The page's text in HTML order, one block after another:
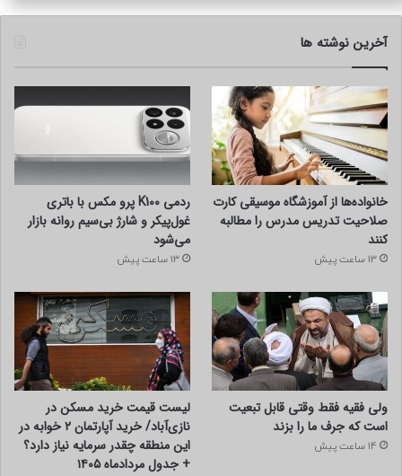
آخرین نوشته ها
خانواده‌ها از آموزشگاه موسیقی کارت
صلاحیت تدریس مدرس را مطالبه
کنند
13 ساعت پیش
ردمی K100 پرو مکس با باتری
غول‌پیکر و شارژ بی‌سیم روانه بازار
می‌شود
13 ساعت پیش
ولی فقیه فقط وقتی قابل تبعیت
است که جرف ما را بزند
14 ساعت پیش
لیست قیمت خرید مسکن در
نازی‌آباد/ خرید آپارتمان ۲ خوابه در
این منطقه چقدر سرمایه نیاز دارد؟
+ جدول مردادماه ۱۴۰۵